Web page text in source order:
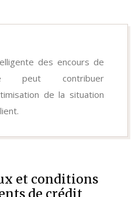
des encours de
peut contribuer
de la situation
et conditions
de crédit